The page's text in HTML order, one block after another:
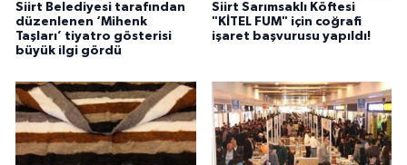
Siirt Belediyesi tarafından
düzenlenen ‘Mihenk
Taşları’ tiyatro gösterisi
büyük ilgi gördü
Siirt Sarımsaklı Köftesi
"KİTEL FUM" için coğrafi
işaret başvurusu yapıldı!